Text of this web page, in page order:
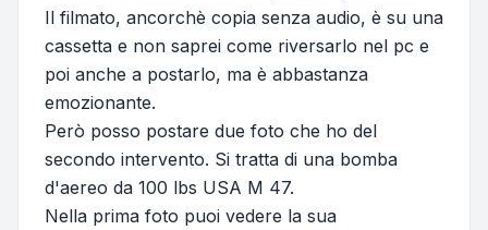
Il filmato, ancorchè copia senza audio, è su una
cassetta e non saprei come riversarlo nel pc e
poi anche a postarlo, ma è abbastanza
emozionante.
Però posso postare due foto che ho del
secondo intervento. Si tratta di una bomba
d'aereo da 100 lbs USA M 47.
Nella prima foto puoi vedere la sua